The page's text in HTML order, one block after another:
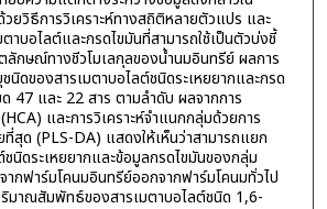
ยวิธีการวิเคราะห์ทางสถิติหลายตัวแปร และ
ตาบอไลต์และกรดไขมันที่สามารถใช้เป็นตัวบ่งชี้
ลักษณ์ทางชีวโมเลกุลของน้ำนมอินทรีย์ ผลการ
นิดของสารเมตาบอไลต์ชนิดระเหยยากและกรด
47 และ 22 สาร ตามลำดับ ผลจากการ
และการวิเคราะห์จำแนกกลุ่มด้วยการ
สุด (PLS-DA) แสดงให้เห็นว่าสามารถแยก
นิดระเหยยากและข้อมูลกรดไขมันของกลุ่ม
ากฟาร์มโคนมอินทรีย์ออกจากฟาร์มโคนมทั่วไป
ริมาณสัมพัทธ์ของสารเมตาบอไลต์ชนิด 1,6-